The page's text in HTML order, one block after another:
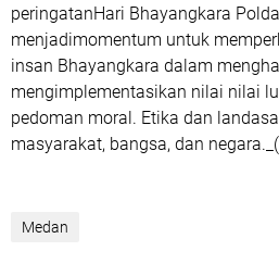
peringatanHari Bhayangkara
menjadimomentum untuk
insan Bhayangkara dalam
mengimplementasikan nilai nilai
pedoman moral. Etika dan
masyarakat, bangsa, dan
Medan